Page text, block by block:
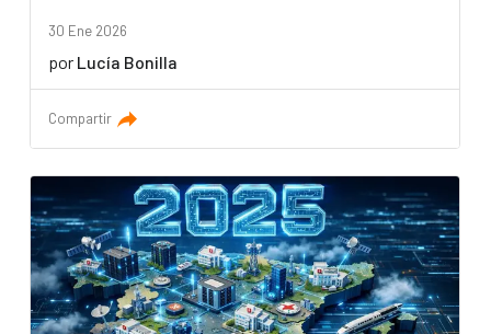
30 Ene 2026
por Lucía Bonilla
Compartir